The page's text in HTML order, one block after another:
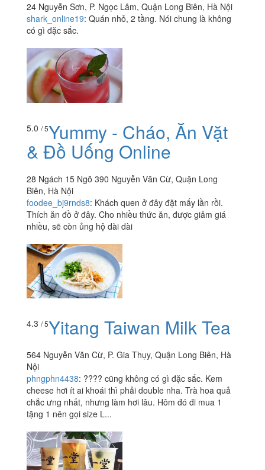
24 Nguyễn Sơn, P. Ngọc Lâm, Quận Long Biên, Hà Nội
shark_online19: Quán nhỏ, 2 tầng. Nói chung là không
có gì đặc sắc.
5.0 / 5Yummy - Cháo, Ăn Vặt
& Đồ Uống Online
28 Ngách 15 Ngõ 390 Nguyễn Văn Cừ, Quận Long
Biên, Hà Nội
foodee_bj9rnds8: Khách quen ở đây đặt mấy lần rồi.
Thích ăn đồ ở đây. Cho nhiều thức ăn, được giảm giá
nhiều, sẽ còn ủng hộ dài dài
4.3 / 5Yitang Taiwan Milk Tea
564 Nguyễn Văn Cừ, P. Gia Thụy, Quận Long Biên, Hà
Nội
phngphn4438: ???? cũng không có gì đặc sắc. Kem
cheese hơi ít ai khoái thì phải double nha. Trà hoa quả
chắc ưng nhất, nhưng làm hơi lâu. Hôm đó đi mua 1
tặng 1 nên gọi size L...